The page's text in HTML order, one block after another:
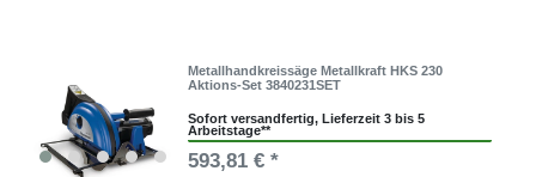
Metallhandkreissäge Metallkraft HKS 230
Aktions-Set 3840231SET
Sofort versandfertig, Lieferzeit 3 bis 5
Arbeitstage**
593,81 € *